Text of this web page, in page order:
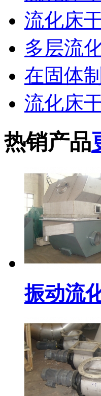
流化床
多层流
在固体
流化床
热销产品
振动流